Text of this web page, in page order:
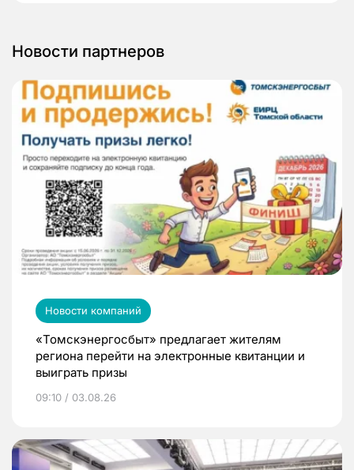
Новости партнеров
Новости компаний
«Томскэнергосбыт» предлагает жителям
региона перейти на электронные квитанции и
выиграть призы
09:10 / 03.08.26